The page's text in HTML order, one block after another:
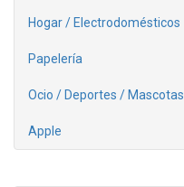
Hogar / Electrodomésticos
Papelería
Ocio / Deportes / Mascotas
Apple